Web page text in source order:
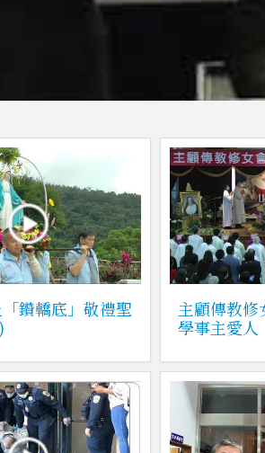
鑽轎底」敬禮聖
主顧傳教修
學事主愛人